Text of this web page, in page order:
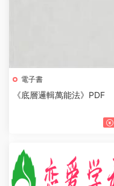
電子書
《底層邏輯萬能法》PDF